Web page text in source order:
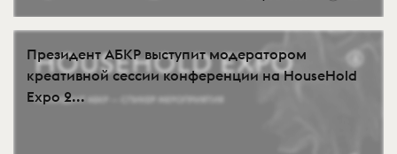
Президент АБКР выступит модератором
креативной сессии конференции на HouseHold
Expo 2...